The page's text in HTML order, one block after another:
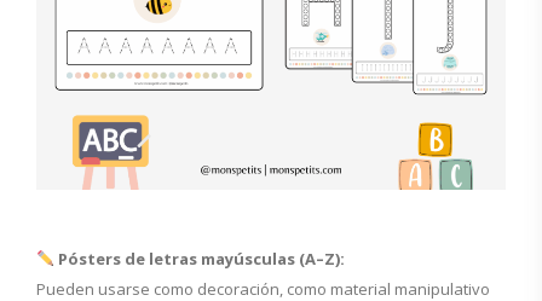
Pósters de letras mayúsculas (A–Z):
Pueden usarse como decoración, como material manipulativo